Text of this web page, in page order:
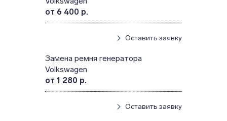
от 6 400 р.
Оставить заявку
Замена ремня генератора
Volkswagen
от 1 280 р.
Оставить заявку